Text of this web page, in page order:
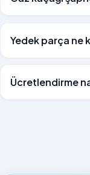
Yedek parça ne
Ücretlendirme